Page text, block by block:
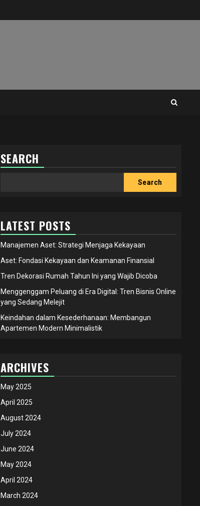
SEARCH
Search
LATEST POSTS
Manajemen Aset: Strategi Menjaga Kekayaan
Aset: Fondasi Kekayaan dan Keamanan Finansial
Tren Dekorasi Rumah Tahun Ini yang Wajib Dicoba
Menggenggam Peluang di Era Digital: Tren Bisnis Online
yang Sedang Melejit
Keindahan dalam Kesederhanaan: Membangun
Apartemen Modern Minimalistik
ARCHIVES
May 2025
April 2025
August 2024
July 2024
June 2024
May 2024
April 2024
March 2024